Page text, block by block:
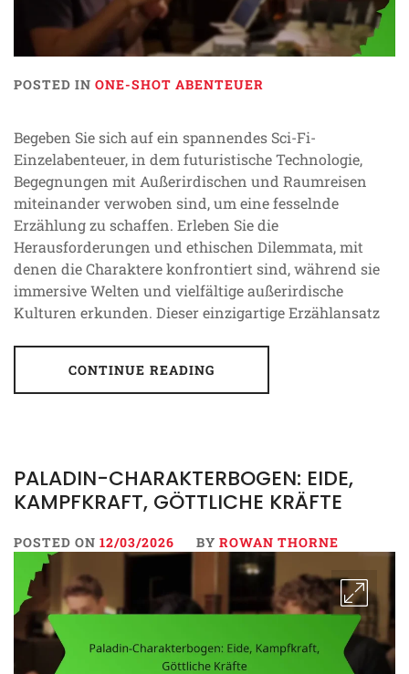
POSTED IN ONE-SHOT ABENTEUER
Begeben Sie sich auf ein spannendes Sci-Fi-
Einzelabenteuer, in dem futuristische Technologie,
Begegnungen mit Außerirdischen und Raumreisen
miteinander verwoben sind, um eine fesselnde
Erzählung zu schaffen. Erleben Sie die
Herausforderungen und ethischen Dilemmata, mit
denen die Charaktere konfrontiert sind, während sie
immersive Welten und vielfältige außerirdische
Kulturen erkunden. Dieser einzigartige Erzählansatz
CONTINUE READING
PALADIN-CHARAKTERBOGEN: EIDE,
KAMPFKRAFT, GÖTTLICHE KRÄFTE
POSTED ON 12/03/2026 BY ROWAN THORNE